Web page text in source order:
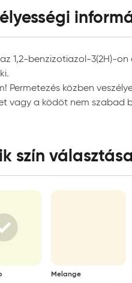
adatok
rétegszám:
közötti száradási idő:
vételi idő:
ecset típusa:
tisztítása:
hőmérséklet:
1,2-benzizotiazol-3(2H)-
Permetezés közben
vagy a ködöt nem szabad
szín választása
Melange